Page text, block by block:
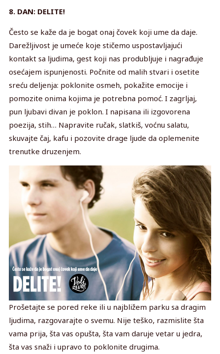
8. DAN: DELITE!
Često se kaže da je bogat onaj čovek koji ume da daje.
Darežljivost je umeće koje stičemo uspostavljajući
kontakt sa ljudima, gest koji nas produbljuje i nagrađuje
osećajem ispunjenosti. Počnite od malih stvari i osetite
sreću deljenja: poklonite osmeh, pokažite emocije i
pomozite onima kojima je potrebna pomoć. I zagrljaj,
pun ljubavi divan je poklon. I napisana ili izgovorena
poezija, stih… Napravite ručak, slatkiš, voćnu salatu,
skuvajte čaj, kafu i pozovite drage ljude da oplemenite
trenutke druzenjem.
Prošetajte se pored reke ili u najbližem parku sa dragim
ljudima, razgovarajte o svemu. Nije teško, razmislite šta
vama prija, šta vas opušta, šta vam daruje vetar u jedra,
šta vas snaži i upravo to poklonite drugima.